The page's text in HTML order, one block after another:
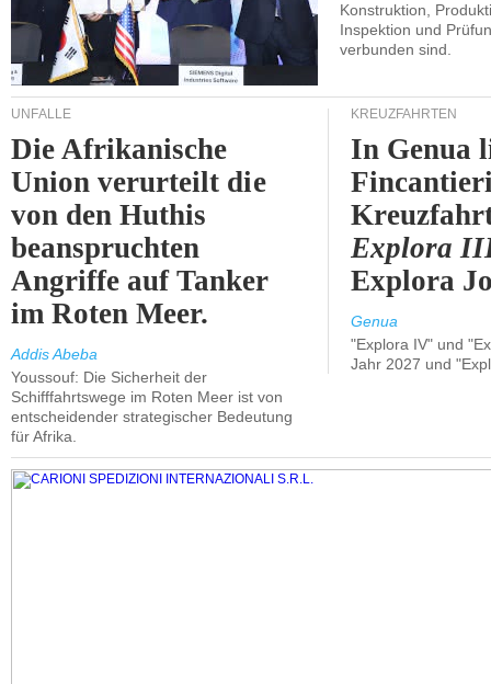
Konstruktion,
Inspektion und
verbunden sind.
UNFÄLLE
Die Afrikanische
Union verurteilt die
von den Huthis
beanspruchten
Angriffe auf Tanker
im Roten Meer.
Addis Abeba
Youssouf: Die Sicherheit der
Schifffahrtswege im Roten Meer ist von
entscheidender strategischer Bedeutung
für Afrika.
KREUZFAHRTEN
In Genua
Explora
Explora
Genua
"Explora IV" und
Jahr 2027 und